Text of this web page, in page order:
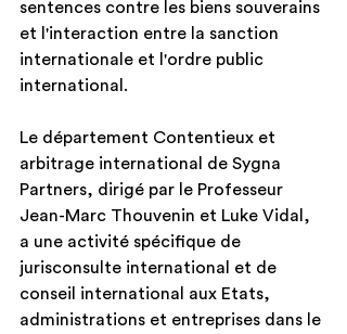
sentences contre les biens souverains
et l'interaction entre la sanction
internationale et l'ordre public
international.
Le département Contentieux et
arbitrage international de Sygna
Partners, dirigé par le Professeur
Jean-Marc Thouvenin et Luke Vidal,
a une activité spécifique de
jurisconsulte international et de
conseil international aux Etats,
administrations et entreprises dans le